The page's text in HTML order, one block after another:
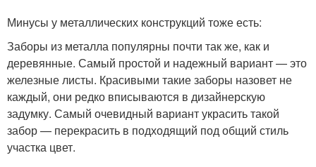
Минусы у металлических конструкций тоже есть:
Заборы из металла популярны почти так же, как и
деревянные. Самый простой и надежный вариант — это
железные листы. Красивыми такие заборы назовет не
каждый, они редко вписываются в дизайнерскую
задумку. Самый очевидный вариант украсить такой
забор — перекрасить в подходящий под общий стиль
участка цвет.